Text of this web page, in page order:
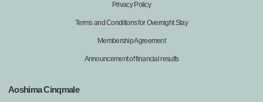
Privacy Policy
Terms and Conditions for Overnight Stay
Membership Agreement
Announcement of financial results
Aoshima Cinqmale